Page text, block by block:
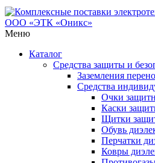
Меню
Каталог
Средства защиты и
Заземления
Средства
Очки
Каски
Щитки
Обувь
Перчатки
Ковры